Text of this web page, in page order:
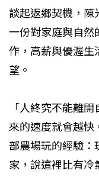
談起返鄉契機，陳
一份對家庭與自然
作，高薪與優渥生
望。
「人終究不能離
來的速度就會越快
部農場玩的經驗：
家，說這裡比有冷